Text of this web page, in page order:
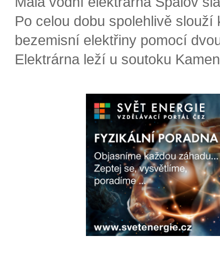
Po celou dobu spolehlivě slouží
bezemisní elektřiny pomocí
Elektrárna leží u soutoku